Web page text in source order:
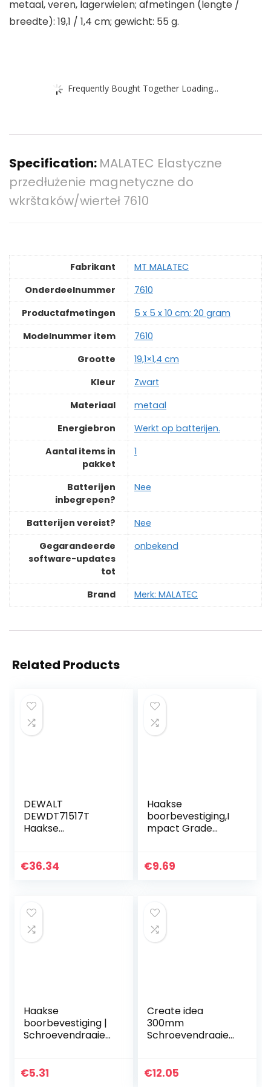
metaal, veren, lagerwielen; afmetingen (lengte /
breedte): 19,1 / 1,4 cm; gewicht: 55 g.
Frequently Bought Together Loading...
Specification: MALATEC Elastyczne
przedłużenie magnetyczne do
wkrštaków/wierteł 7610
Fabrikant
‎MT MALATEC
Onderdeelnummer
‎7610
Productafmetingen
‎5 x 5 x 10 cm; 20 gram
Modelnummer item
‎7610
Grootte
‎19,1×1,4 cm
Kleur
‎Zwart
Materiaal
‎metaal
Energiebron
‎Werkt op batterijen.
Aantal items in
pakket
‎1
Batterijen
inbegrepen?
‎Nee
Batterijen vereist?
‎Nee
Gegarandeerde
software-updates
tot
‎onbekend
Brand Merk: MALATEC
Related Products
DEWALT
DEWDT71517T
Haakse
€36.34
Haakse
boorbevestiging,I
mpact Grade
Buighoekhuls
€9.69
Haakse
boorbevestiging |
Schroevendraaier
Handgereedschap
€5.31
Create idea
300mm
Schroevendraaier
Flexibele Slang
€12.05